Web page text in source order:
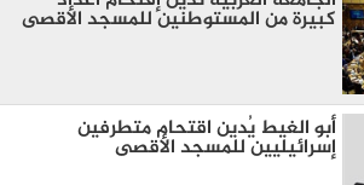
كبيرة من المستوطنين للمسجد الأقصى
أبو الغيط يُدين اقتحام متطرفين
إسرائيليين للمسجد الأقصى